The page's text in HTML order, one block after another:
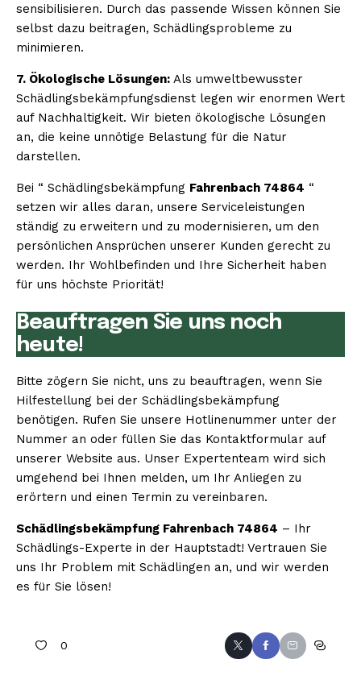
sensibilisieren. Durch das passende Wissen können Sie
selbst dazu beitragen, Schädlingsprobleme zu
minimieren.
7. Ökologische Lösungen: Als umweltbewusster
Schädlingsbekämpfungsdienst legen wir enormen Wert
auf Nachhaltigkeit. Wir bieten ökologische Lösungen
an, die keine unnötige Belastung für die Natur
darstellen.
Bei “ Schädlingsbekämpfung Fahrenbach 74864 “
setzen wir alles daran, unsere Serviceleistungen
ständig zu erweitern und zu modernisieren, um den
persönlichen Ansprüchen unserer Kunden gerecht zu
werden. Ihr Wohlbefinden und Ihre Sicherheit haben
für uns höchste Priorität!
Beauftragen Sie uns noch
heute!
Bitte zögern Sie nicht, uns zu beauftragen, wenn Sie
Hilfestellung bei der Schädlingsbekämpfung
benötigen. Rufen Sie unsere Hotlinenummer unter der
Nummer an oder füllen Sie das Kontaktformular auf
unserer Website aus. Unser Expertenteam wird sich
umgehend bei Ihnen melden, um Ihr Anliegen zu
erörtern und einen Termin zu vereinbaren.
Schädlingsbekämpfung Fahrenbach 74864 – Ihr
Schädlings-Experte in der Hauptstadt! Vertrauen Sie
uns Ihr Problem mit Schädlingen an, und wir werden
es für Sie lösen!
0